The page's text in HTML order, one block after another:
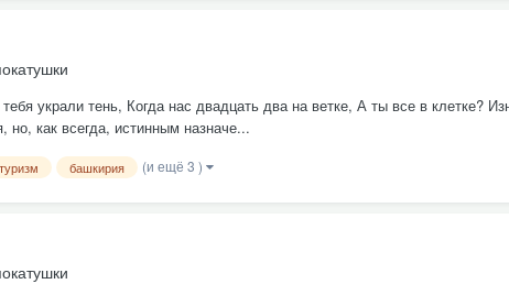
украли тень, Когда нас двадцать два на ветке, А ты все в клетке?
как всегда, истинным назначе...
башкирия (и ещё 3 )